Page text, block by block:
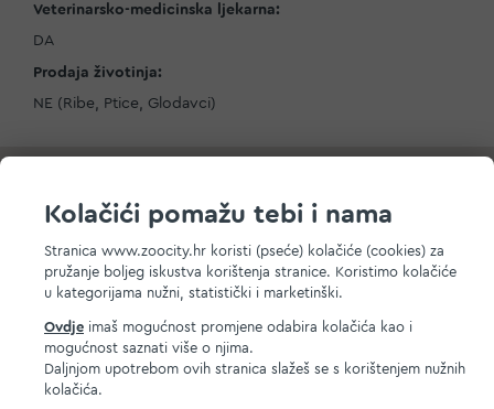
Kolačići pomažu tebi i nama
Stranica www.zoocity.hr koristi (pseće) kolačiće (cookies) za
pružanje boljeg iskustva korištenja stranice. Koristimo kolačiće
u kategorijama nužni, statistički i marketinški.
Ovdje imaš mogućnost promjene odabira kolačića kao i
mogućnost saznati više o njima.
Daljnjom upotrebom ovih stranica slažeš se s korištenjem nužnih
kolačića.
Veterinarsko-medicinska ljekarna:
DA
Prodaja životinja:
NE (Ribe, Ptice, Glodavci)